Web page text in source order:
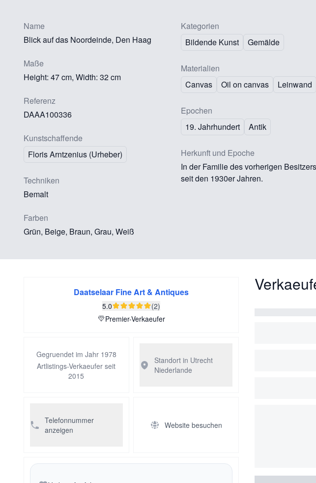
Name
Blick auf das Noordeinde, Den Haag
Maße
Height: 47 cm, Width: 32 cm
Referenz
DAAA100336
Kunstschaffende
Floris Arntzenius (Urheber)
Techniken
Bemalt
Farben
Grün, Beige, Braun, Grau, Weiß
Kategorien
Bildende Kunst
Gemälde
Materialien
Canvas
Oil on canvas Leinwand
Epochen
19. Jahrhundert
Antik
Herkunft und Epoche
In der Familie des vorherigen Besitzers
seit den 1930er Jahren.
Daatselaar Fine Art & Antiques
5.0
(2)
Premier-Verkaeufer
Gegruendet im Jahr 1978
Artlistings-Verkaeufer seit
2015
Standort in Utrecht
Niederlande
Telefonnummer
anzeigen
Website besuchen